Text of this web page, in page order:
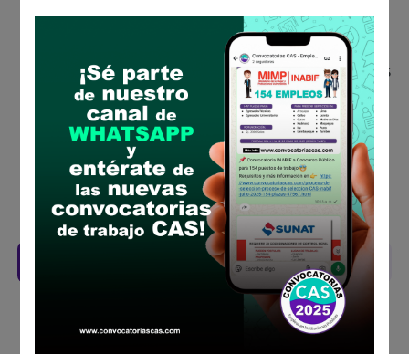
Descarga y revisa a detalle las bases del
Antes de postular, verifica si cumples con los
requisitos para el puesto
Prepara tu documentación y presentalo en
la fechas y por los medios que indica las
bases
Revisar el cronograma para conocer cuando
se publicará los resultados
Descarga aquí las Bases